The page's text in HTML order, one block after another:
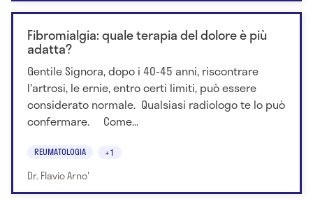
Fibromialgia: quale terapia del dolore è più
adatta?
Gentile Signora, dopo i 40-45 anni, riscontrare
l'artrosi, le ernie, entro certi limiti, può essere
considerato normale. Qualsiasi radiologo te lo può
confermare. Come...
REUMATOLOGIA +1
Dr. Flavio Arno'